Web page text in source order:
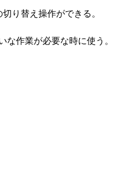
り替え操作ができる。
な作業が必要な時に使う。